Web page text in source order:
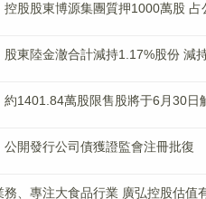
控股股東博源集團質押1000萬股
股東陸金澈合計減持1.17%股份 減
約1401.84萬股限售股將于6月30日
公開發行公司債獲證監會注冊批復
務、專注大食品行業 廣弘控股估值